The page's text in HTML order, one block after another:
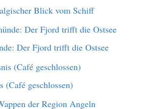
Blick vom Schiff
Der Fjord trifft die Ostsee
geschlossen)